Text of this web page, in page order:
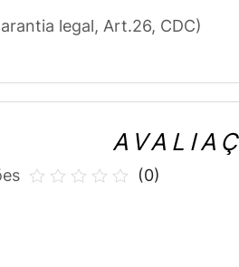
legal, Art.26, CDC)
(0)